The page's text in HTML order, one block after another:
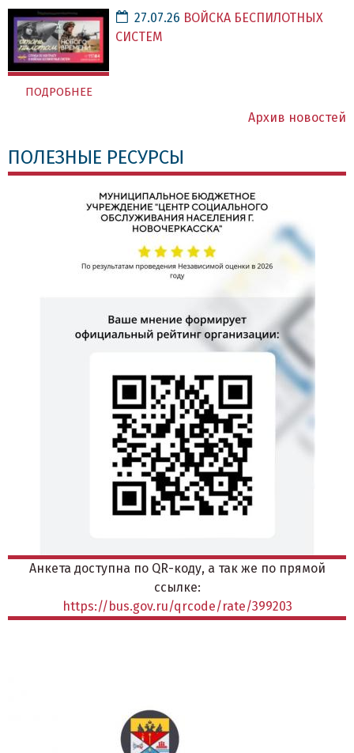
ПОДРОБНЕЕ
27.07.26 ВОЙСКА БЕСПИЛОТНЫХ
СИСТЕМ
Архив новостей
ПОЛЕЗНЫЕ РЕСУРСЫ
Анкета доступна по QR-коду, а так же по прямой
ссылке:
https://bus.gov.ru/qrcode/rate/399203